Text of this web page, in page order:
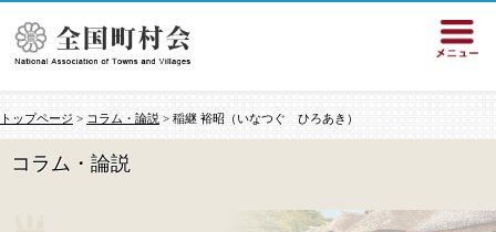
トップページ > コラム・論説 > 稲継 裕昭（いなつぐ ひろあき）
コラム・論説